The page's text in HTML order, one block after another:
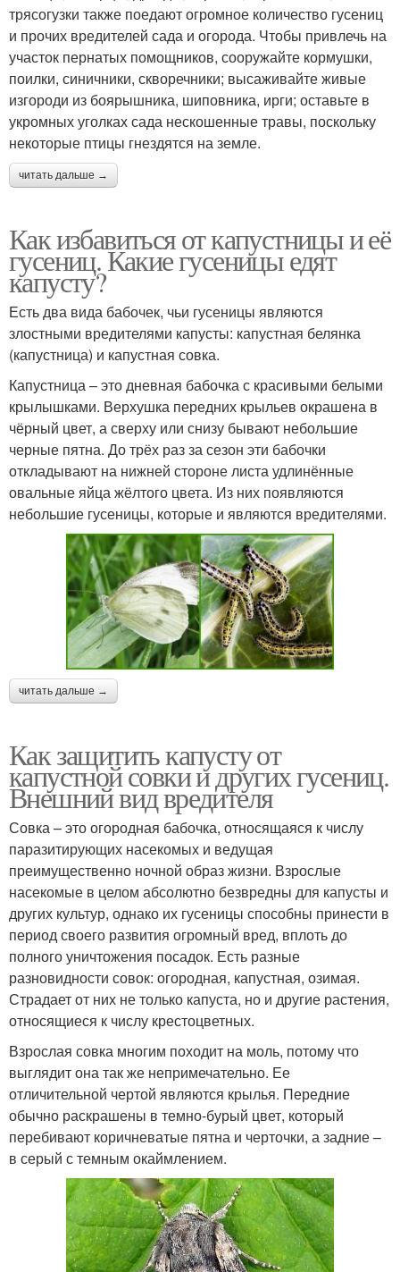
трясогузки также поедают огромное количество гусениц
и прочих вредителей сада и огорода. Чтобы привлечь на
участок пернатых помощников, сооружайте кормушки,
поилки, синичники, скворечники; высаживайте живые
изгороди из боярышника, шиповника, ирги; оставьте в
укромных уголках сада нескошенные травы, поскольку
некоторые птицы гнездятся на земле.
читать дальше →
Как избавиться от капустницы и её
гусениц. Какие гусеницы едят
капусту?
Есть два вида бабочек, чьи гусеницы являются
злостными вредителями капусты: капустная белянка
(капустница) и капустная совка.
Капустница – это дневная бабочка с красивыми белыми
крылышками. Верхушка передних крыльев окрашена в
чёрный цвет, а сверху или снизу бывают небольшие
черные пятна. До трёх раз за сезон эти бабочки
откладывают на нижней стороне листа удлинённые
овальные яйца жёлтого цвета. Из них появляются
небольшие гусеницы, которые и являются вредителями.
читать дальше →
Как защитить капусту от
капустной совки и других гусениц.
Внешний вид вредителя
Совка – это огородная бабочка, относящаяся к числу
паразитирующих насекомых и ведущая
преимущественно ночной образ жизни. Взрослые
насекомые в целом абсолютно безвредны для капусты и
других культур, однако их гусеницы способны принести в
период своего развития огромный вред, вплоть до
полного уничтожения посадок. Есть разные
разновидности совок: огородная, капустная, озимая.
Страдает от них не только капуста, но и другие растения,
относящиеся к числу крестоцветных.
Взрослая совка многим походит на моль, потому что
выглядит она так же непримечательно. Ее
отличительной чертой являются крылья. Передние
обычно раскрашены в темно-бурый цвет, который
перебивают коричневатые пятна и черточки, а задние –
в серый с темным окаймлением.